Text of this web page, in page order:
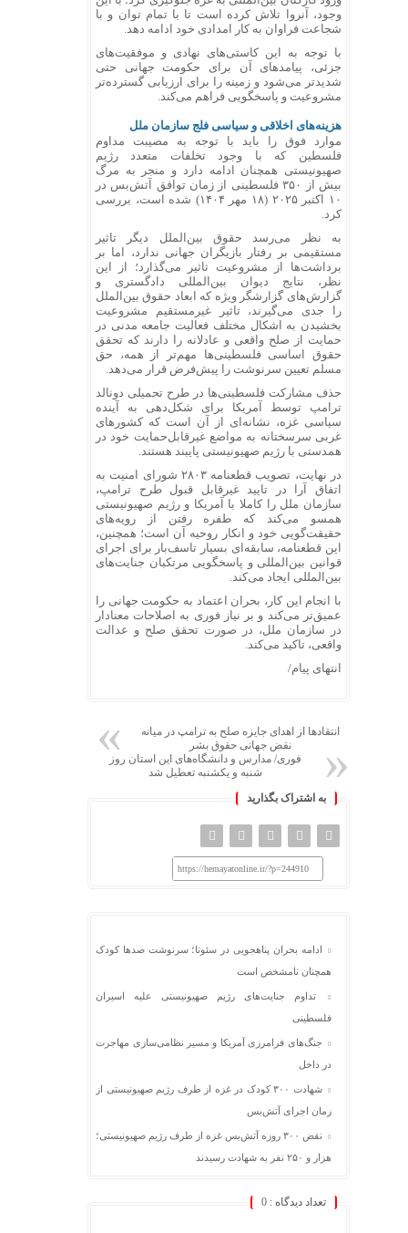
وجود، آنروا تلاش کرده است تا با تمام توان و با
شجاعت فراوان به کار امدادی خود ادامه دهد.
با توجه به این کاستی‌های نهادی و موفقیت‌های
جزئی، پیامد‌های آن برای حکومت جهانی حتی
شدیدتر می‌شود و زمینه را برای ارزیابی گسترده‌تر
مشروعیت و پاسخگویی فراهم می‌کند.
هزینه‌های اخلاقی و سیاسی فلج سازمان ملل
موارد فوق را باید با توجه به مصیبت مداوم
فلسطین که با وجود تخلفات متعدد رژیم
صهیونیستی همچنان ادامه دارد و منجر به مرگ
بیش از ۳۵۰ فلسطینی از زمان توافق آتش‌بس در
۱۰ اکتبر ۲۰۲۵ (۱۸ مهر ۱۴۰۴) شده است، بررسی
کرد.
به نظر می‌رسد حقوق بین‌الملل دیگر تاثیر
مستقیمی بر رفتار بازیگران جهانی ندارد، اما بر
برداشت‌ها از مشروعیت تاثیر می‌گذارد؛ از این
نظر، نتایج دیوان بین‌المللی دادگستری و
گزارش‌های گزارشگر ویژه که ابعاد حقوق بین‌الملل
را جدی می‌گیرند، تاثیر غیرمستقیم مشروعیت
بخشیدن به اشکال مختلف فعالیت جامعه مدنی در
حمایت از صلح واقعی و عادلانه را دارند که تحقق
حقوق اساسی فلسطینی‌ها مهم‌تر از همه، حق
مسلم تعیین سرنوشت را پیش‌فرض قرار می‌دهد.
حذف مشارکت فلسطینی‌ها در طرح تحمیلی دونالد
ترامپ توسط آمریکا برای شکل‌دهی به آینده
سیاسی غزه، نشانه‌ای از آن است که کشور‌های
غربی سرسختانه به مواضع غیرقابل‌حمایت خود در
همدستی با رژیم صهیونیستی پایبند هستند.
در نهایت، تصویب قطعنامه ۲۸۰۳ شورای امنیت به
اتفاق آرا در تایید غیرقابل قبول طرح ترامپ،
سازمان ملل را کاملا با آمریکا و رژیم صهیونیستی
همسو می‌کند که طفره رفتن از رویه‌های
حقیقت‌گویی خود و انکار روحیه آن است؛ همچنین،
این قطعنامه، سابقه‌ای بسیار تاسف‌بار برای اجرای
قوانین بین‌المللی و پاسخگویی مرتکبان جنایت‌های
بین‌المللی ایجاد می‌کند.
با انجام این کار، بحران اعتماد به حکومت جهانی را
عمیق‌تر می‌کند و بر نیاز فوری به اصلاحات معنادار
در سازمان ملل، در صورت تحقق صلح و عدالت
واقعی، تاکید می‌کند.
انتهای پیام/
انتقادها از اهدای جایزه صلح به ترامپ در میانه
نقض جهانی حقوق بشر
فوری/ مدارس و دانشگاه‌های این استان روز
شنبه و یکشنبه تعطیل شد
به اشتراک بگذارید
https://hemayatonline.ir/?p=244910
ادامه بحران پناهجویی در سئوتا؛ سرنوشت صدها کودک
همچنان نامشخص است
تداوم جنایت‌های رژیم صهیونیستی علیه اسیران
فلسطینی
جنگ‌های فرامرزی آمریکا و مسیر نظامی‌سازی مهاجرت
در داخل
شهادت ۳۰۰ کودک در غزه از طرف رژیم صهیونیستی از
زمان اجرای آتش‌بس
نقض ۳۰۰ روزه آتش‌بس غزه از طرف رژیم صهیونیستی؛
هزار و ۲۵۰ نفر به شهادت رسیدند
تعداد دیدگاه : 0